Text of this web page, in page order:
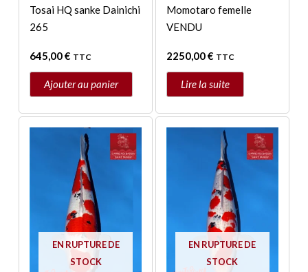
Tosai HQ sanke Dainichi
265
645,00€ TTC
Ajouter au panier
Momotaro femelle
VENDU
2250,00€ TTC
Lire la suite
EN RUPTURE DE
STOCK
EN RUPTURE DE
STOCK